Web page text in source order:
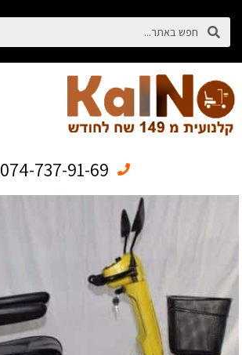
074-737-91-69